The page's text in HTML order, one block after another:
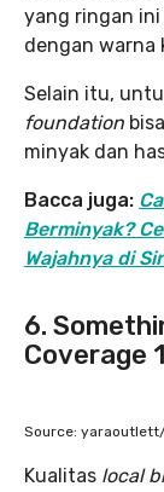
yang ringan ini
dengan warna
Selain itu,
foundation
minyak dan
Bacca juga:
Berminyak?
Wajahnya di
6.
Coverage
Source:
Kualitas local